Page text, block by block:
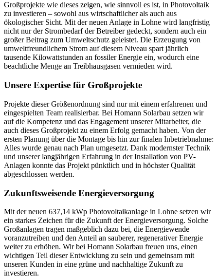
Großprojekte wie dieses zeigen, wie sinnvoll es ist, in Photovoltaik
zu investieren – sowohl aus wirtschaftlicher als auch aus
ökologischer Sicht. Mit der neuen Anlage in Lohne wird langfristig
nicht nur der Strombedarf der Betreiber gedeckt, sondern auch ein
großer Beitrag zum Umweltschutz geleistet. Die Erzeugung von
umweltfreundlichem Strom auf diesem Niveau spart jährlich
tausende Kilowattstunden an fossiler Energie ein, wodurch eine
beachtliche Menge an Treibhausgasen vermieden wird.
Unsere Expertise für Großprojekte
Projekte dieser Größenordnung sind nur mit einem erfahrenen und
eingespielten Team realisierbar. Bei Homann Solarbau setzen wir
auf die Kompetenz und das Engagement unserer Mitarbeiter, die
auch dieses Großprojekt zu einem Erfolg gemacht haben. Von der
ersten Planung über die Montage bis hin zur finalen Inbetriebnahme:
Alles wurde genau nach Plan umgesetzt. Dank modernster Technik
und unserer langjährigen Erfahrung in der Installation von PV-
Anlagen konnte das Projekt pünktlich und in höchster Qualität
abgeschlossen werden.
Zukunftsweisende Energieversorgung
Mit der neuen 637,14 kWp Photovoltaikanlage in Lohne setzen wir
ein starkes Zeichen für die Zukunft der Energieversorgung. Solche
Großanlagen tragen maßgeblich dazu bei, die Energiewende
voranzutreiben und den Anteil an sauberer, regenerativer Energie
weiter zu erhöhen. Wir bei Homann Solarbau freuen uns, einen
wichtigen Teil dieser Entwicklung zu sein und gemeinsam mit
unseren Kunden in eine grüne und nachhaltige Zukunft zu
investieren.